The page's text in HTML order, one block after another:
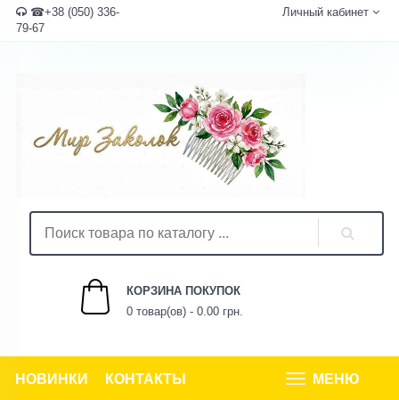
☎+38 (050) 336-
79-67
Личный кабинет
КОРЗИНА ПОКУПОК
0 товар(ов) - 0.00 грн.
НОВИНКИ КОНТАКТЫ МЕНЮ